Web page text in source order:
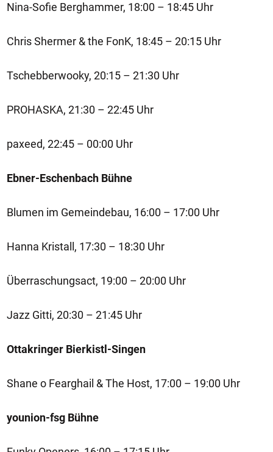
Nina-Sofie Berghammer, 18:00 – 18:45 Uhr
Chris Shermer & the FonK, 18:45 – 20:15 Uhr
Tschebberwooky, 20:15 – 21:30 Uhr
PROHASKA, 21:30 – 22:45 Uhr
paxeed, 22:45 – 00:00 Uhr
Ebner-Eschenbach Bühne
Blumen im Gemeindebau, 16:00 – 17:00 Uhr
Hanna Kristall, 17:30 – 18:30 Uhr
Überraschungsact, 19:00 – 20:00 Uhr
Jazz Gitti, 20:30 – 21:45 Uhr
Ottakringer Bierkistl-Singen
Shane o Fearghail & The Host, 17:00 – 19:00 Uhr
younion-fsg Bühne